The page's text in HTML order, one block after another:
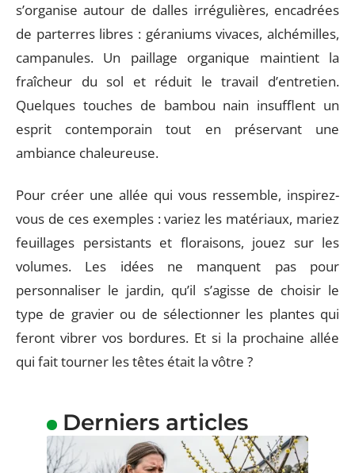
s’organise autour de dalles irrégulières, encadrées
de parterres libres : géraniums vivaces, alchémilles,
campanules. Un paillage organique maintient la
fraîcheur du sol et réduit le travail d’entretien.
Quelques touches de bambou nain insufflent un
esprit contemporain tout en préservant une
ambiance chaleureuse.
Pour créer une allée qui vous ressemble, inspirez-
vous de ces exemples : variez les matériaux, mariez
feuillages persistants et floraisons, jouez sur les
volumes. Les idées ne manquent pas pour
personnaliser le jardin, qu’il s’agisse de choisir le
type de gravier ou de sélectionner les plantes qui
feront vibrer vos bordures. Et si la prochaine allée
qui fait tourner les têtes était la vôtre ?
Derniers articles